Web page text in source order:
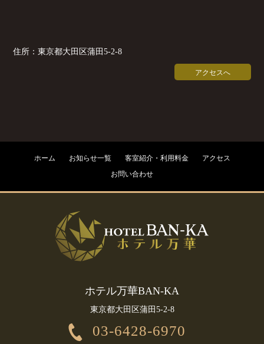
住所：東京都大田区蒲田5-2-8
アクセスへ
ホーム お知らせ一覧 客室紹介・利用料金 アクセス
お問い合わせ
ホテル万華BAN-KA
東京都大田区蒲田5-2-8
03-6428-6970